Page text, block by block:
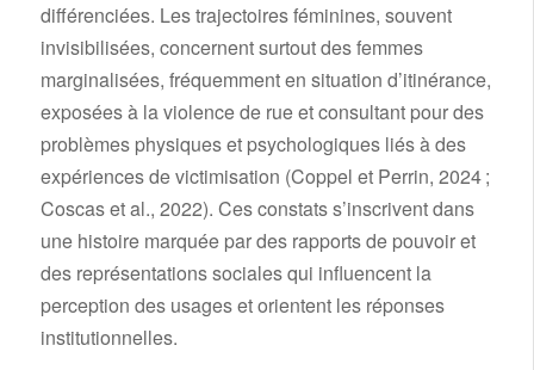
différenciées. Les trajectoires féminines, souvent
invisibilisées, concernent surtout des femmes
marginalisées, fréquemment en situation d’itinérance,
exposées à la violence de rue et consultant pour des
problèmes physiques et psychologiques liés à des
expériences de victimisation (Coppel et Perrin, 2024 ;
Coscas et al., 2022). Ces constats s’inscrivent dans
une histoire marquée par des rapports de pouvoir et
des représentations sociales qui influencent la
perception des usages et orientent les réponses
institutionnelles.